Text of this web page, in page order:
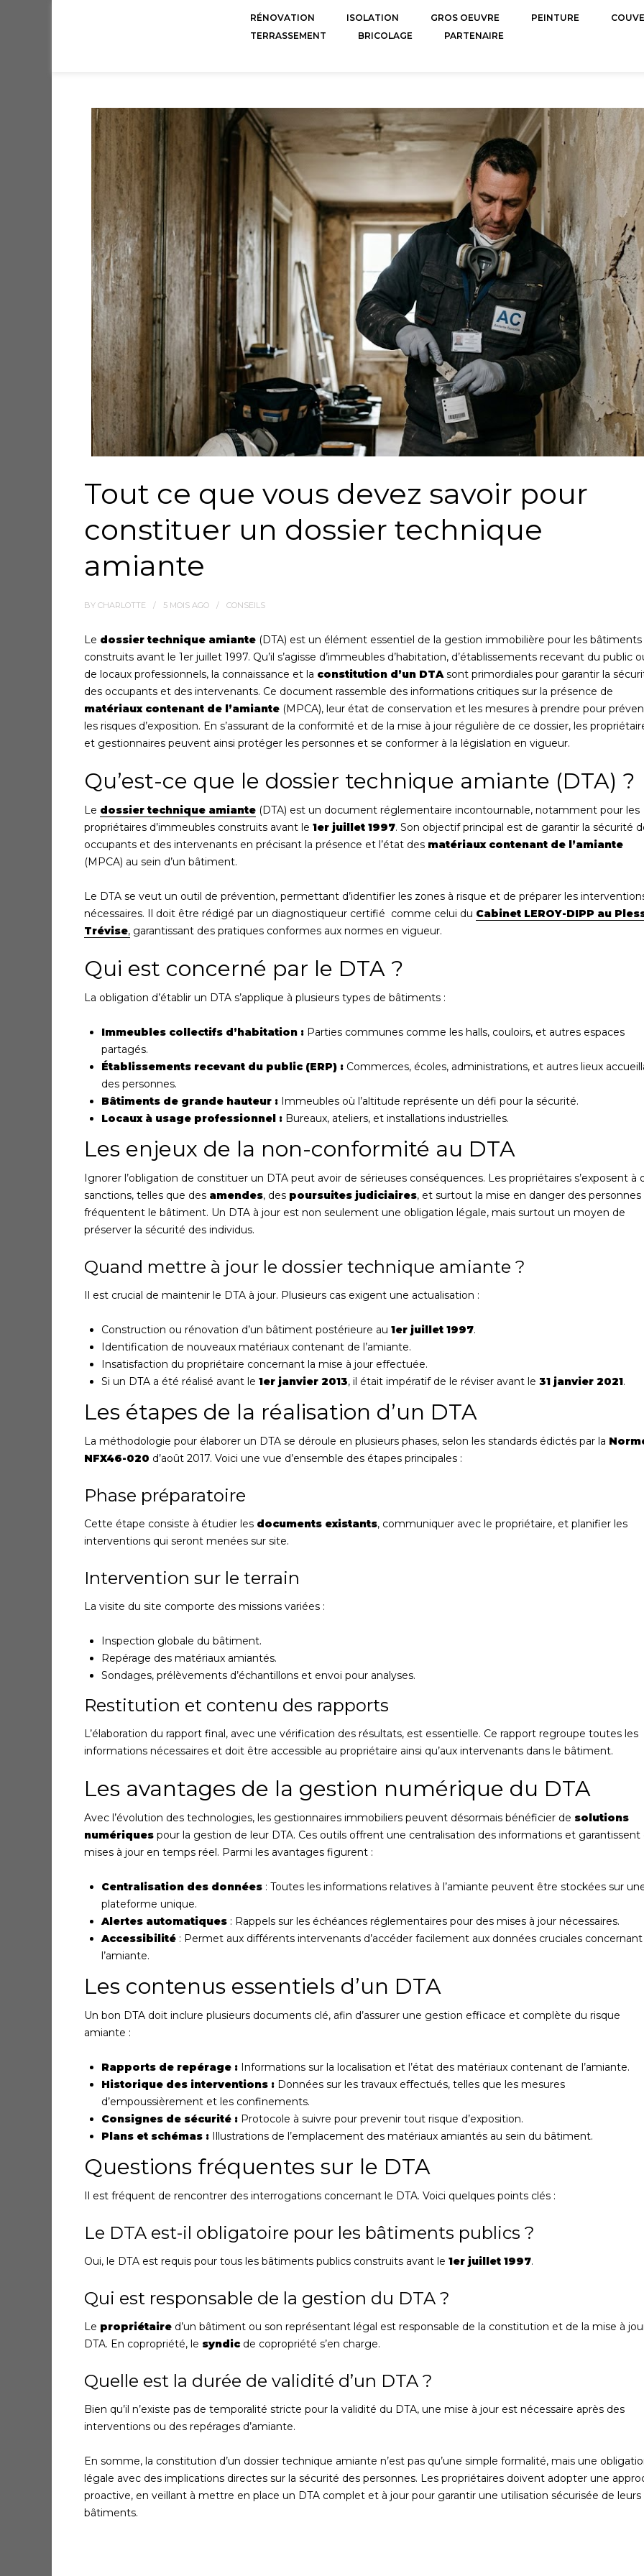
RÉNOVATION ISOLATION GROS OEUVRE PEINTURE
TERRASSEMENT
BRICOLAGE PARTENAIRE
Tout ce que vous devez savoir pour
constituer un dossier technique
amiante
BY CHARLOTTE 5 MOIS AGO CONSEILS
Le dossier technique amiante (DTA) est un élément essentiel de la gestion immobilière pour les bâtiments
construits avant le 1er juillet 1997. Qu’il s’agisse d’immeubles d’habitation, d’établissements recevant du public
de locaux professionnels, la connaissance et la constitution d’un DTAsont primordiales pour garantir la
des occupants et des intervenants. Ce document rassemble des informations critiques sur la présence de
matériaux contenant de l’amiante (MPCA), leur état de conservation et les mesures à prendre pour
les risques d’exposition. En s’assurant de la conformité et de la mise à jour régulière de ce dossier, les
et gestionnaires peuvent ainsi protéger les personnes et se conformer à la législation en vigueur.
Qu’est-ce que le dossier technique amiante (DTA) ?
Le dossier technique amiante (DTA) est un document réglementaire incontournable, notamment pour les
propriétaires d’immeubles construits avant le 1er juillet 1997. Son objectif principal est de garantir la sécurité
occupants et des intervenants en précisant la présence et l’état des matériaux contenant de l’amiante
(MPCA) au sein d’un bâtiment.
Le DTA se veut un outil de prévention, permettant d’identifier les zones à risque et de préparer les
nécessaires. Il doit être rédigé par un diagnostiqueur certifié comme celui du Cabinet LEROY-DIPP au
Trévise, garantissant des pratiques conformes aux normes en vigueur.
Qui est concerné par le DTA ?
La obligation d’établir un DTA s’applique à plusieurs types de bâtiments :
Immeubles collectifs d’habitation : Parties communes comme les halls, couloirs, et autres espaces
partagés.
Établissements recevant du public (ERP) : Commerces, écoles, administrations, et autres lieux
des personnes.
Bâtiments de grande hauteur : Immeubles où l’altitude représente un défi pour la sécurité.
Locaux à usage professionnel : Bureaux, ateliers, et installations industrielles.
Les enjeux de la non-conformité au DTA
Ignorer l’obligation de constituer un DTA peut avoir de sérieuses conséquences. Les propriétaires s’exposent à
sanctions, telles que des amendes, des poursuites judiciaires, et surtout la mise en danger des personnes
fréquentent le bâtiment. Un DTA à jour est non seulement une obligation légale, mais surtout un moyen de
préserver la sécurité des individus.
Quand mettre à jour le dossier technique amiante ?
Il est crucial de maintenir le DTA à jour. Plusieurs cas exigent une actualisation :
Construction ou rénovation d’un bâtiment postérieure au 1er juillet 1997.
Identification de nouveaux matériaux contenant de l’amiante.
Insatisfaction du propriétaire concernant la mise à jour effectuée.
Si un DTA a été réalisé avant le 1er janvier 2013, il était impératif de le réviser avant le 31 janvier 2021.
Les étapes de la réalisation d’un DTA
La méthodologie pour élaborer un DTA se déroule en plusieurs phases, selon les standards édictés par la
NFX46-020 d’août 2017. Voici une vue d’ensemble des étapes principales :
Phase préparatoire
Cette étape consiste à étudier les documents existants, communiquer avec le propriétaire, et planifier les
interventions qui seront menées sur site.
Intervention sur le terrain
La visite du site comporte des missions variées :
Inspection globale du bâtiment.
Repérage des matériaux amiantés.
Sondages, prélèvements d’échantillons et envoi pour analyses.
Restitution et contenu des rapports
L’élaboration du rapport final, avec une vérification des résultats, est essentielle. Ce rapport regroupe toutes les
informations nécessaires et doit être accessible au propriétaire ainsi qu’aux intervenants dans le bâtiment.
Les avantages de la gestion numérique du DTA
Avec l’évolution des technologies, les gestionnaires immobiliers peuvent désormais bénéficier de solutions
numériques pour la gestion de leur DTA. Ces outils offrent une centralisation des informations et garantissent
mises à jour en temps réel. Parmi les avantages figurent :
Centralisation des données : Toutes les informations relatives à l’amiante peuvent être stockées sur
plateforme unique.
Alertes automatiques : Rappels sur les échéances réglementaires pour des mises à jour nécessaires.
Accessibilité : Permet aux différents intervenants d’accéder facilement aux données cruciales concernant
l’amiante.
Les contenus essentiels d’un DTA
Un bon DTA doit inclure plusieurs documents clé, afin d’assurer une gestion efficace et complète du risque
amiante :
Rapports de repérage : Informations sur la localisation et l’état des matériaux contenant de l’amiante.
Historique des interventions : Données sur les travaux effectués, telles que les mesures
d’empoussièrement et les confinements.
Consignes de sécurité : Protocole à suivre pour prevenir tout risque d’exposition.
Plans et schémas : Illustrations de l’emplacement des matériaux amiantés au sein du bâtiment.
Questions fréquentes sur le DTA
Il est fréquent de rencontrer des interrogations concernant le DTA. Voici quelques points clés :
Le DTA est-il obligatoire pour les bâtiments publics ?
Oui, le DTA est requis pour tous les bâtiments publics construits avant le 1er juillet 1997.
Qui est responsable de la gestion du DTA ?
Le propriétaire d’un bâtiment ou son représentant légal est responsable de la constitution et de la mise à
DTA. En copropriété, le syndic de copropriété s’en charge.
Quelle est la durée de validité d’un DTA ?
Bien qu’il n’existe pas de temporalité stricte pour la validité du DTA, une mise à jour est nécessaire après des
interventions ou des repérages d’amiante.
En somme, la constitution d’un dossier technique amiante n’est pas qu’une simple formalité, mais une
légale avec des implications directes sur la sécurité des personnes. Les propriétaires doivent adopter une
proactive, en veillant à mettre en place un DTA complet et à jour pour garantir une utilisation sécurisée de leurs
bâtiments.